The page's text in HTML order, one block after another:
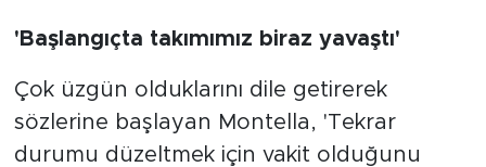
'Başlangıçta takımımız biraz yavaştı'
Çok üzgün olduklarını dile getirerek
sözlerine başlayan Montella, 'Tekrar
durumu düzeltmek için vakit olduğunu